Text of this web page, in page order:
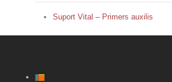
Suport Vital – Primers auxilis